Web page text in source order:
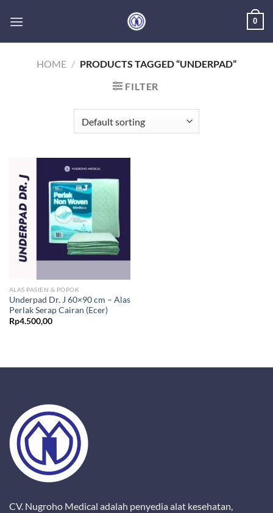
0
HOME / PRODUCTS TAGGED “UNDERPAD”
FILTER
ALAS PASIEN & POPOK
Underpad Dr. J 60×90 cm – Alas
Perlak Serap Cairan (Ecer)
Rp4.500,00
CV. Nugroho Medical adalah penyedia alat kesehatan,